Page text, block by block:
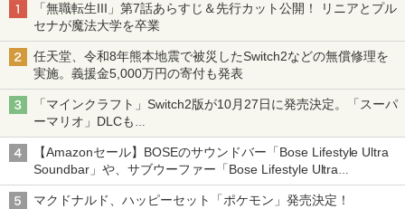
「無職転生III」第7話あらすじ＆先行カット公開！ リニアとプル
セナが魔法大学を卒業
任天堂、令和8年熊本地震で被災したSwitch2などの無償修理を
実施。義援金5,000万円の寄付も発表
「マインクラフト」Switch2版が10月27日に発売決定。「スーパ
ーマリオ」DLCも
Switch版からのアップグレードも可能に
【Amazonセール】BOSEのサウンドバー「Bose Lifestyle Ultra
Soundbar」や、サブウーファー「Bose Lifestyle Ultra
Subwoofer」などお買い得！
マクドナルド、ハッピーセット「ポケモン」発売決定！